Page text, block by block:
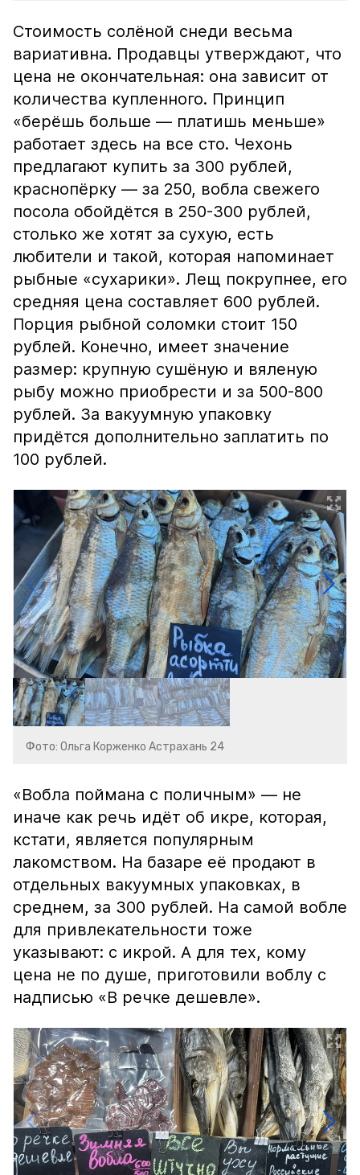
Стоимость солёной снеди весьма
вариативна. Продавцы утверждают, что
цена не окончательная: она зависит от
количества купленного. Принцип
«берёшь больше — платишь меньше»
работает здесь на все сто. Чехонь
предлагают купить за 300 рублей,
краснопёрку — за 250, вобла свежего
посола обойдётся в 250-300 рублей,
столько же хотят за сухую, есть
любители и такой, которая напоминает
рыбные «сухарики». Лещ покрупнее, его
средняя цена составляет 600 рублей.
Порция рыбной соломки стоит 150
рублей. Конечно, имеет значение
размер: крупную сушёную и вяленую
рыбу можно приобрести и за 500-800
рублей. За вакуумную упаковку
придётся дополнительно заплатить по
100 рублей.
Фото: Ольга Корженко Астрахань 24
«Вобла поймана с поличным» — не
иначе как речь идёт об икре, которая,
кстати, является популярным
лакомством. На базаре её продают в
отдельных вакуумных упаковках, в
среднем, за 300 рублей. На самой вобле
для привлекательности тоже
указывают: с икрой. А для тех, кому
цена не по душе, приготовили воблу с
надписью «В речке дешевле».